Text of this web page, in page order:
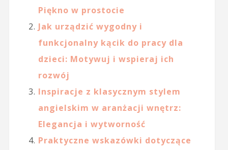
Piękno w prostocie
Jak urządzić wygodny i
funkcjonalny kącik do pracy dla
dzieci: Motywuj i wspieraj ich
rozwój
Inspiracje z klasycznym stylem
angielskim w aranżacji wnętrz:
Elegancja i wytworność
Praktyczne wskazówki dotyczące